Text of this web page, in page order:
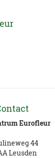
Eurofleur
44
Leusden